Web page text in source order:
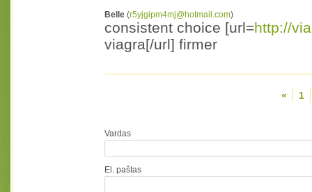
Belle (r5yjgipm4mj@hotmail.com)
consistent choice [url=http://
viagra[/url] firmer
« 1
Vardas
El. paštas